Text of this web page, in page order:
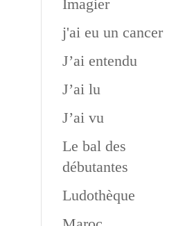
Imagier
j'ai eu un cancer
J’ai entendu
J’ai lu
J’ai vu
Le bal des
débutantes
Ludothèque